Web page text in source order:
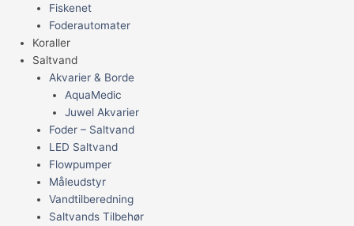
Fiskenet
Foderautomater
Koraller
Saltvand
Akvarier & Borde
AquaMedic
Juwel Akvarier
Foder – Saltvand
LED Saltvand
Flowpumper
Måleudstyr
Vandtilberedning
Saltvands Tilbehør